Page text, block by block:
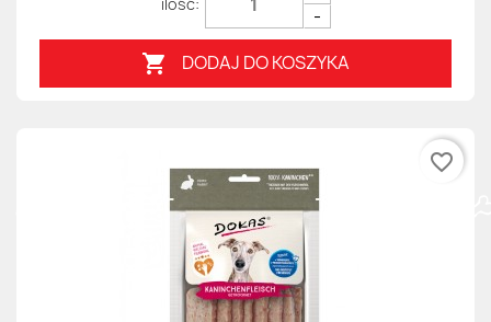
-
 DODAJ DO KOSZYKA
favorite_border